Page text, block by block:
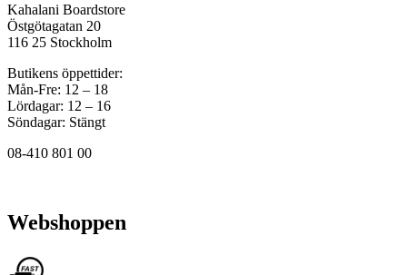
Kahalani Boardstore
Östgötagatan 20
116 25 Stockholm
Butikens öppettider:
Mån-Fre: 12 – 18
Lördagar: 12 – 16
Söndagar: Stängt
08-410 801 00
Webshoppen